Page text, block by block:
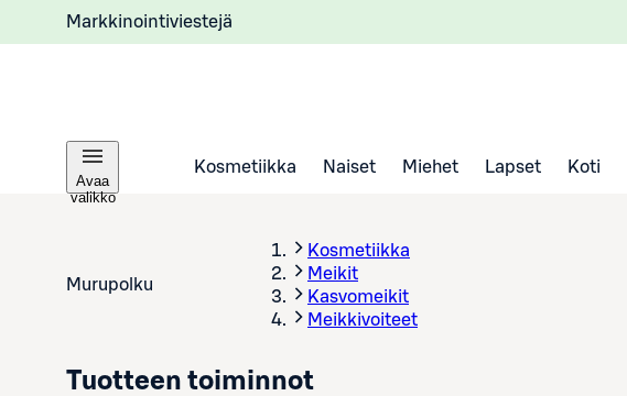
Markkinointiviestejä
Avaa
valikko
Kosmetiikka Naiset Miehet Lapset Koti
Murupolku
Kosmetiikka
Meikit
Kasvomeikit
Meikkivoiteet
Tuotteen toiminnot